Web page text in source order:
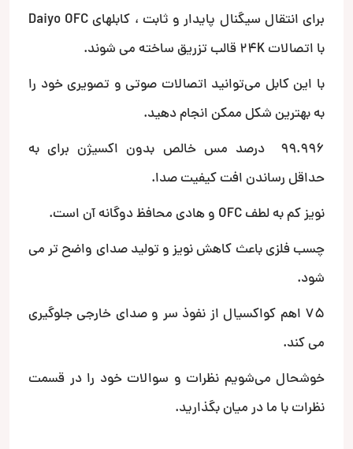
برای انتقال سیگنال پایدار و ثابت ، کابلهای Daiyo OFC
با اتصالات 24K قالب تزریق ساخته می شوند.
با این کابل می‌توانید اتصالات صوتی و تصویری خود را
به بهترین شکل ممکن انجام دهید.
99.996 درصد مس خالص بدون اکسیژن برای به
حداقل رساندن افت کیفیت صدا.
نویز کم به لطف OFC و هادی محافظ دوگانه آن است.
چسب فلزی باعث کاهش نویز و تولید صدای واضح تر می
شود.
75 اهم کواکسیال از نفوذ سر و صدای خارجی جلوگیری
می کند.
خوشحال می‌شویم نظرات و سوالات خود را در قسمت
نظرات با ما در میان بگذارید.